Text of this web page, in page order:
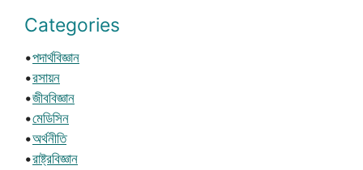
Categories
•পদার্থবিজ্ঞান
•রসায়ন
•জীববিজ্ঞান
•মেডিসিন
•অর্থনীতি
•রাষ্ট্রবিজ্ঞান